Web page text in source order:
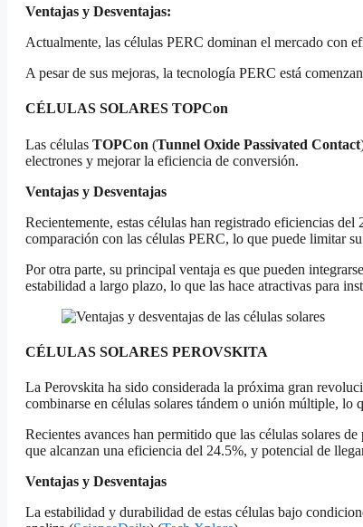
Ventajas y Desventajas:
Actualmente, las células PERC dominan el mercado con
A pesar de sus mejoras, la tecnología PERC está
CÉLULAS SOLARES TOPCon
Las células TOPCon (Tunnel Oxide Passivated Contact
electrones y mejorar la eficiencia de conversión.
Ventajas y Desventajas
Recientemente, estas células han registrado eficiencias
comparación con las células PERC, lo que puede limitar
Por otra parte, su principal ventaja es que pueden
estabilidad a largo plazo, lo que las hace atractivas para
CÉLULAS SOLARES PEROVSKITA
La Perovskita ha sido considerada la próxima gran
combinarse en células solares tándem o unión múltiple,
Recientes avances han permitido que las células solares
que alcanzan una eficiencia del 24.5%, y potencial de
Ventajas y Desventajas
La estabilidad y durabilidad de estas células bajo